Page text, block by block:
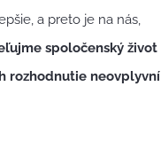
a preto je na nás,
spoločenský život
rozhodnutie neovplyvní